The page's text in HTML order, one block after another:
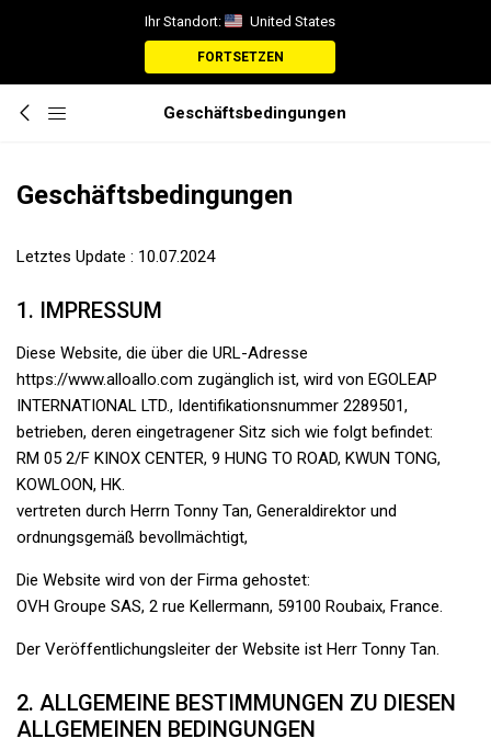
Ihr Standort: United States
FORTSETZEN
Geschäftsbedingungen
Geschäftsbedingungen
Letztes Update : 10.07.2024
1. IMPRESSUM
Diese Website, die über die URL-Adresse
https://www.alloallo.com zugänglich ist, wird von EGOLEAP
INTERNATIONAL LTD., Identifikationsnummer 2289501,
betrieben, deren eingetragener Sitz sich wie folgt befindet:
RM 05 2/F KINOX CENTER, 9 HUNG TO ROAD, KWUN TONG,
KOWLOON, HK.
vertreten durch Herrn Tonny Tan, Generaldirektor und
ordnungsgemäß bevollmächtigt,
Die Website wird von der Firma gehostet:
OVH Groupe SAS, 2 rue Kellermann, 59100 Roubaix, France.
Der Veröffentlichungsleiter der Website ist Herr Tonny Tan.
2. ALLGEMEINE BESTIMMUNGEN ZU DIESEN
ALLGEMEINEN BEDINGUNGEN